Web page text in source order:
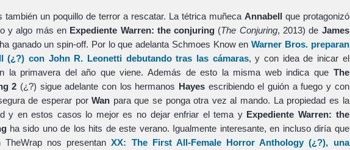
también un poquillo de terror a rescatar. La tétrica muñeca Annabell que protagonizó
y algo más en Expediente Warren: the conjuring (The Conjuring, 2013) de James
ganado un spin-off. Por lo que adelanta Schmoes Know enWarner Bros.preparan
(¿?) con John R. Leonetti debutando tras las cámaras, y con idea de inicar el
la primavera del año que viene. Además de esto la misma web indica que The
2 (¿?) sigue adelante con los hermanos Hayesescribiendo el guión a fuego y con
de esperar porWan para que se ponga otra vez al mando. La propiedad es la
y en estos casos lo mejor es no dejar enfriar el tema y Expediente Warren: the
ha sido uno de los hits de este verano. Igualmente interesante, en incluso diría que
TheWrap nos presentanXX: The First All-Female Horror Anthology (¿?), una